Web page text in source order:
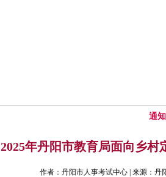
通
2025年丹阳市教育局面向乡
作者：丹阳市人事考试中心 | 来源：丹